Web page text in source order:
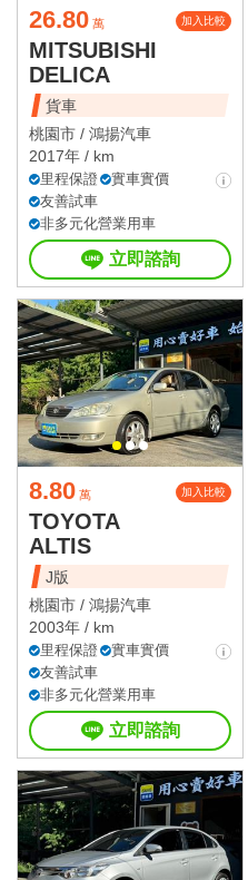
26.80 萬 加入比較
MITSUBISHI
DELICA
貨車
桃園市 / 鴻揚汽車
2017年 / km
里程保證
實車實價
友善試車
非多元化營業用車
立即諮詢
8.80 萬 加入比較
TOYOTA
ALTIS
J版
桃園市 / 鴻揚汽車
2003年 / km
里程保證
實車實價
友善試車
非多元化營業用車
立即諮詢